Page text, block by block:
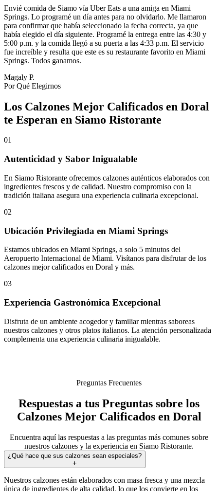
Envié comida de Siamo vía Uber Eats a una amiga en Miami
Springs. Lo programé un día antes para no olvidarlo. Me llamaron
para confirmar que había seleccionado la fecha correcta, ya que
había elegido el día siguiente. Programé la entrega entre las 4:30 y
5:00 p.m. y la comida llegó a su puerta a las 4:33 p.m. El servicio
fue increíble y resulta que este es su restaurante favorito en Miami
Springs. Todos ganamos.
Magaly P.
Por Qué Elegirnos
Los Calzones Mejor Calificados en Doral
te Esperan en Siamo Ristorante
01
Autenticidad y Sabor Inigualable
En Siamo Ristorante ofrecemos calzones auténticos elaborados con
ingredientes frescos y de calidad. Nuestro compromiso con la
tradición italiana asegura una experiencia culinaria excepcional.
02
Ubicación Privilegiada en Miami Springs
Estamos ubicados en Miami Springs, a solo 5 minutos del
Aeropuerto Internacional de Miami. Visítanos para disfrutar de los
calzones mejor calificados en Doral y más.
03
Experiencia Gastronómica Excepcional
Disfruta de un ambiente acogedor y familiar mientras saboreas
nuestros calzones y otros platos italianos. La atención personalizada
complementa una experiencia culinaria inigualable.
Preguntas Frecuentes
Respuestas a tus Preguntas sobre los
Calzones Mejor Calificados en Doral
Encuentra aquí las respuestas a las preguntas más comunes sobre
nuestros calzones y la experiencia en Siamo Ristorante.
¿Qué hace que sus calzones sean especiales?
Nuestros calzones están elaborados con masa fresca y una mezcla
única de ingredientes de alta calidad, lo que los convierte en los